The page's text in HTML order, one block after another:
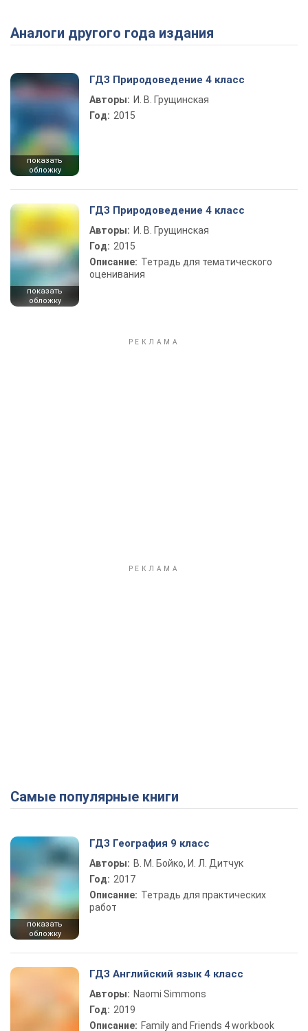
Play Video
Аналоги другого года издания
показать
обложку
ГДЗ Природоведение 4 класс
Авторы: И. В. Грущинская
Год: 2015
показать
обложку
ГДЗ Природоведение 4 класс
Авторы: И. В. Грущинская
Год: 2015
Описание: Тетрадь для тематического
оценивания
Самые популярные книги
показать
обложку
ГДЗ География 9 класс
Авторы: В. М. Бойко, И. Л. Дитчук
Год: 2017
Описание: Тетрадь для практических
работ
ГДЗ Английский язык 4 класс
Авторы: Naomi Simmons
Год: 2019
Описание: Family and Friends 4 workbook